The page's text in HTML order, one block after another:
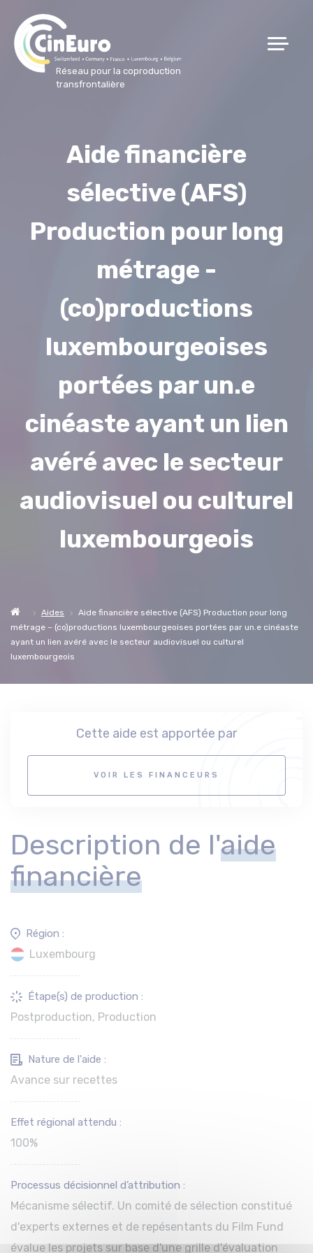
Réseau pour la coproduction
transfrontalière
Aide financière
sélective (AFS)
Production pour long
métrage -
(co)productions
luxembourgeoises
portées par un.e
cinéaste ayant un lien
avéré avec le secteur
audiovisuel ou culturel
luxembourgeois
Aides
Aide financière sélective (AFS) Production pour long
métrage – (co)productions luxembourgeoises portées par un.e cinéaste
ayant un lien avéré avec le secteur audiovisuel ou culturel
luxembourgeois
Cette aide est apportée par
VOIR LES FINANCEURS
Description de l'aide
financière
Région :
Luxembourg
Étape(s) de production :
Postproduction, Production
Nature de l'aide :
Avance sur recettes
Effet régional attendu :
100%
Processus décisionnel d’attribution :
Mécanisme sélectif. Un comité de sélection constitué
d'experts externes et de repésentants du Film Fund
évalue les projets sur base d'une grille d'évaluation